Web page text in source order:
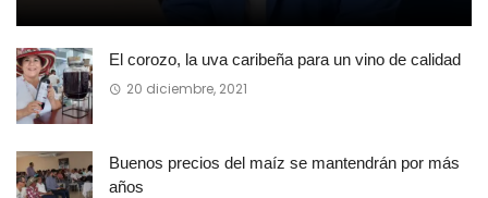
El corozo, la uva caribeña para un vino de calidad
20 diciembre, 2021
Buenos precios del maíz se mantendrán por más
años